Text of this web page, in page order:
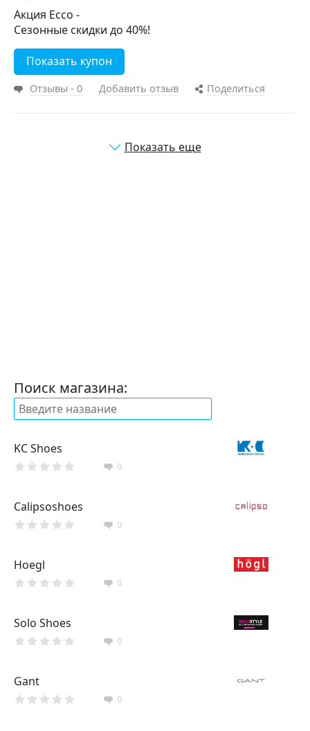
Акция Ecco -
Сезонные скидки до 40%!
Показать купон
Отзывы - 0 Добавить отзыв Поделиться
Показать еще
Поиск магазина:
KC Shoes
0
Calipsoshoes
0
Hoegl
0
Solo Shoes
0
Gant
0